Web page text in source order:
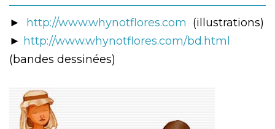
► http://www.whynotflores.com (illustrations)
► http://www.whynotflores.com/bd.html
(bandes dessinées)